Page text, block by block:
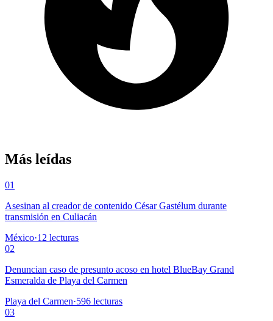
Más leídas
01
Asesinan al creador de contenido César Gastélum durante
transmisión en Culiacán
México·12 lecturas
02
Denuncian caso de presunto acoso en hotel BlueBay Grand
Esmeralda de Playa del Carmen
Playa del Carmen·596 lecturas
03